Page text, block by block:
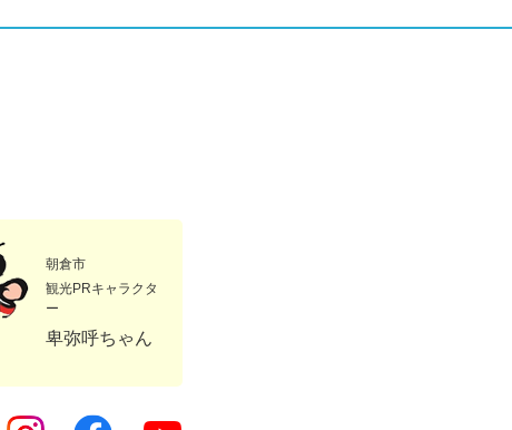
朝倉市
観光PRキャラクタ
ー
卑弥呼ちゃん